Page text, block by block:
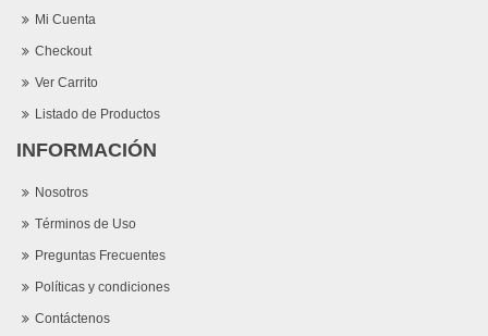
Mi Cuenta
Checkout
Ver Carrito
Listado de Productos
INFORMACIÓN
Nosotros
Términos de Uso
Preguntas Frecuentes
Políticas y condiciones
Contáctenos